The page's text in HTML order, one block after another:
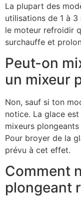
La plupart des
utilisations de 1 à
le moteur refroidir
surchauffe et
Peut-on
un mixeur
Non, sauf si ton
notice. La glace
mixeurs
Pour broyer de la
prévu à cet effet.
Comment
plongeant